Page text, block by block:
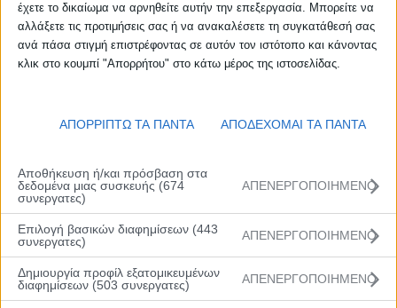
έχετε το δικαίωμα να αρνηθείτε αυτήν την επεξεργασία. Μπορείτε να
αλλάξετε τις προτιμήσεις σας ή να ανακαλέσετε τη συγκατάθεσή σας
ανά πάσα στιγμή επιστρέφοντας σε αυτόν τον ιστότοπο και κάνοντας
κλικ στο κουμπί "Απορρήτου" στο κάτω μέρος της ιστοσελίδας.
ΑΠΟΡΡΙΠΤΩ ΤΑ ΠΑΝΤΑ ΑΠΟΔΕΧΟΜΑΙ ΤΑ ΠΑΝΤΑ
Αποθήκευση ή/και πρόσβαση στα
δεδομένα μιας συσκευής (674
συνεργατες)
ΑΠΕΝΕΡΓΟΠΟΙΗΜΕΝΟ
Επιλογή βασικών διαφημίσεων (443
συνεργατες)
ΑΠΕΝΕΡΓΟΠΟΙΗΜΕΝΟ
Δημιουργία προφίλ εξατομικευμένων
διαφημίσεων (503 συνεργατες)
ΑΠΕΝΕΡΓΟΠΟΙΗΜΕΝΟ